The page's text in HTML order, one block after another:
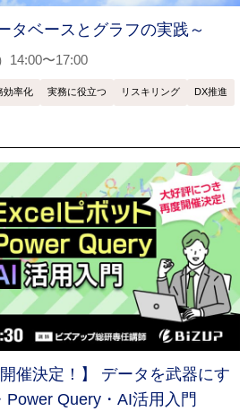
タベースとグラフの実践～
14:00〜17:00
効率化 実務に役立つ リスキリング DX推進
催決定！】 データを武器にす
Power Query・AI活用入門